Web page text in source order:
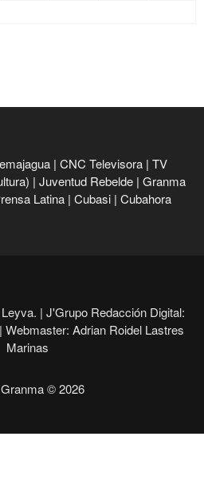
| CNC Televisora | TV
| Juventud Rebelde | Granma
Latina | Cubasi | Cubahora
| J'Grupo Redacción Digital:
Webmaster: Adrian Roidel Lastres
Marinas
© 2026